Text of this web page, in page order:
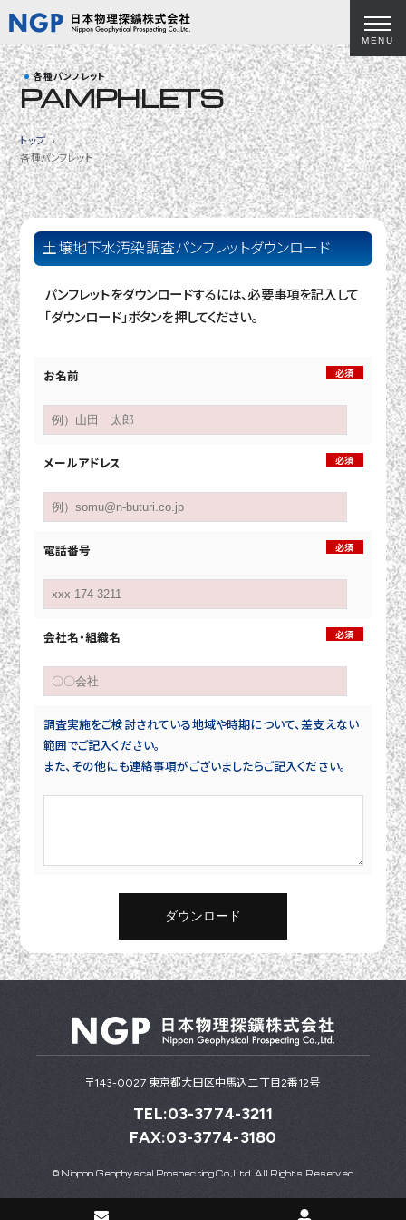
MENU
各種パンフレット
PAMPHLETS
トップ
各種パンフレット
土壌地下水汚染調査パンフレットダウンロード
パンフレットをダウンロードするには、必要事項を記入して
「ダウンロード」ボタンを押してください。
お名前 必須
メールアドレス 必須
電話番号 必須
会社名・組織名 必須
調査実施をご検討されている地域や時期について、差支えない
範囲でご記入ください。
また、その他にも連絡事項がございましたらご記入ください。
ダウンロード
〒143-0027 東京都大田区中馬込二丁目2番12号
TEL:03-3774-3211
FAX:03-3774-3180
© Nippon Geophysical Prospecting Co.,Ltd. All Rights Reserved